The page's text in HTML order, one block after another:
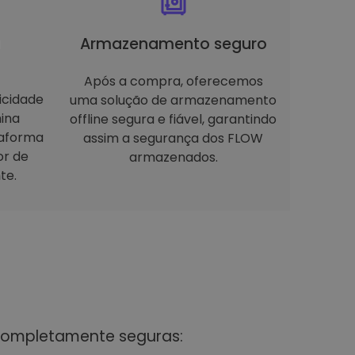
de
Armazenamento seguro
Após a compra, oferecemos
uma solução de armazenamento
offline segura e fiável, garantindo
assim a segurança dos FLOW
armazenados.
seguras: